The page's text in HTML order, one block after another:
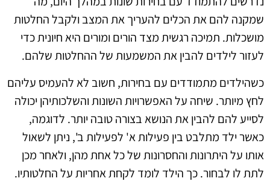
שמקנה להם את הכלים להעריך את המצב ולקבל החלטות
מושכלות. תמיכה רגשית מצד הורים ומורים היא חיונית כדי
לעזור לילדים להבין את המשמעות של ההחלטות שלהם.
כשהילדים מתמודדים עם בחירות, חשוב לא להעמיס עליהם
לחץ מיותר. שיחה על האפשרויות השונות והשלכותיהן יכולה
לסייע להם להבין את הנושא בצורה טובה יותר. לדוגמה,
כאשר ילד מתלבט בין פעילות א' לפעילות ב', ניתן לשאול
אותו על היתרונות והחסרונות של כל אחת מהן, ולאחר מכן
לתת לו לבחור. כך הילד לומד לקחת אחריות על החלטותיו.